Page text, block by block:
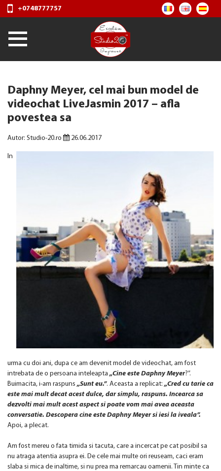
+0748777757
Daphny Meyer, cel mai bun model de
videochat LiveJasmin 2017 – afla
povestea sa
Autor: Studio-20.ro 26.06.2017
In
urma cu doi ani, dupa ce am devenit model de videochat, am fost
intrebata de o persoana inteleapta „Cine este Daphny Meyer?”.
Buimacita, i-am raspuns „Sunt eu.”. Aceasta a replicat: „Cred cu tarie ca
este mai mult decat acest dulce, dar simplu, raspuns. Incearca sa
dezvolti mai mult acest aspect si poate vom mai avea aceasta
conversatie. Descopera cine este Daphny Meyer si iesi la iveala”.
Apoi, a plecat.
Am fost mereu o fata timida si tacuta, care a incercat pe cat posibil sa
nu atraga atentia asupra ei. De cele mai multe ori reuseam, caci eram
slaba si mica de inaltime, si nu prea ma remarcau oamenii. Tin minte ca